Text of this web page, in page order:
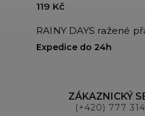
RAINY DAYS ražené
Expedice do 24h
119 Kč
ZÁKAZNICKÝ
(+420) 777